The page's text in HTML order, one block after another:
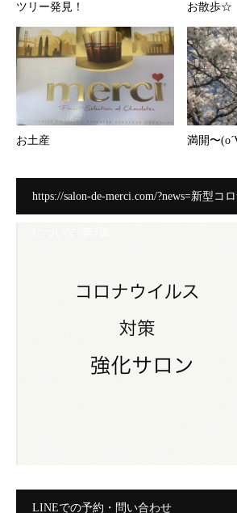
ツリー発見！ お散歩☆
お土産 満開〜
https://salon-de-merci.com/?news=新型コ
LINEでの予約・問い合わせ